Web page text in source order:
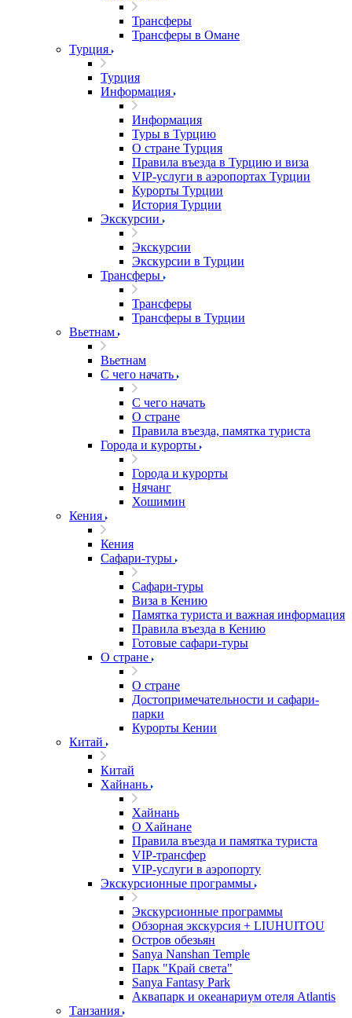
Трансферы
Трансферы в Омане
Турция
Турция
Информация
Информация
Туры в Турцию
О стране Турция
Правила въезда в Турцию и виза
VIP-услуги в аэропортах Турции
Курорты Турции
История Турции
Экскурсии
Экскурсии
Экскурсии в Турции
Трансферы
Трансферы
Трансферы в Турции
Вьетнам
Вьетнам
С чего начать
С чего начать
О стране
Правила въезда, памятка туриста
Города и курорты
Города и курорты
Нячанг
Хошимин
Кения
Кения
Сафари-туры
Сафари-туры
Виза в Кению
Памятка туриста и важная информация
Правила въезда в Кению
Готовые сафари-туры
О стране
О стране
Достопримечательности и сафари-
парки
Курорты Кении
Китай
Китай
Хайнань
Хайнань
О Хайнане
Правила въезда и памятка туриста
VIP-трансфер
VIP-услуги в аэропорту
Экскурсионные программы
Экскурсионные программы
Обзорная экскурсия + LIUHUITOU
Остров обезьян
Sanya Nanshan Temple
Парк "Край света"
Sanya Fantasy Park
Аквапарк и океанариум отеля Atlantis
Танзания